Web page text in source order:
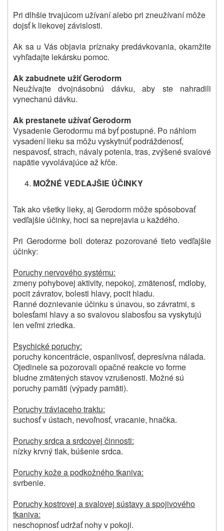
Pri dlhšie trvajúcom užívaní alebo pri zneužívaní môže
dojsť k liekovej závislosti.
Ak sa u Vás objavia príznaky predávkovania, okamžite
vyhľadajte lekársku pomoc.
Ak zabudnete užiť Gerodorm
Neužívajte dvojnásobnú dávku, aby ste nahradili
vynechanú dávku.
Ak prestanete užívať Gerodorm
Vysadenie Gerodormu má byť postupné. Po náhlom
vysadení lieku sa môžu vyskytnúť podráždenosť,
nespavosť, strach, návaly potenia, tras, zvýšené svalové
napätie vyvolávajúce až kŕče.
MOŽNÉ VEDĽAJŠIE ÚČINKY
Tak ako všetky lieky, aj Gerodorm môže spôsobovať
vedľajšie účinky, hoci sa neprejavia u každého.
Pri Gerodorme boli doteraz pozorované tieto vedľajšie
účinky:
Poruchy nervového systému:
zmeny pohybovej aktivity, nepokoj, zmätenosť, mdloby,
pocit závratov, bolesti hlavy, pocit hladu.
Ranné doznievanie účinku s únavou, so závratmi, s
bolesťami hlavy a so svalovou slabosťou sa vyskytujú
len veľmi zriedka.
Psychické poruchy:
poruchy koncentrácie, ospanlivosť, depresívna nálada.
Ojedinele sa pozorovali opačné reakcie vo forme
bludne zmätených stavov vzrušenosti. Možné sú
poruchy pamäti (výpady pamäti).
Poruchy tráviaceho traktu:
suchosť v ústach, nevoľnosť, vracanie, hnačka.
Poruchy srdca a srdcovej činnosti:
nízky krvný tlak, búšenie srdca.
Poruchy kože a podkožného tkaniva:
svrbenie.
Poruchy kostrovej a svalovej sústavy a spojivového
tkaniva:
neschopnosť udržať nohy v pokoji.